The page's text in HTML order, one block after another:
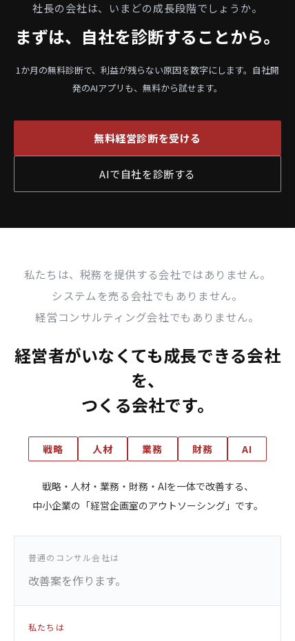
社長の会社は、いまどの成長段階でしょうか。
まずは、自社を診断することから。
1か月の無料診断で、利益が残らない原因を数字にします。 自社開
発のAIアプリも、無料から試せます。
無料経営診断を受ける
AIで自社を診断する
私たちは、税務を提供する会社ではありません。
システムを売る会社でもありません。
経営コンサルティング会社でもありません。
経営者がいなくても成長できる会社
を、
つくる会社です。
戦略 人材 業務 財務 AI
戦略・人材・業務・財務・AIを一体で改善する、
中小企業の「経営企画室のアウトソーシング」です。
普通のコンサル会社は
改善案を作ります。
私たちは